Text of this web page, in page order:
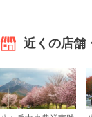
近くの店舗